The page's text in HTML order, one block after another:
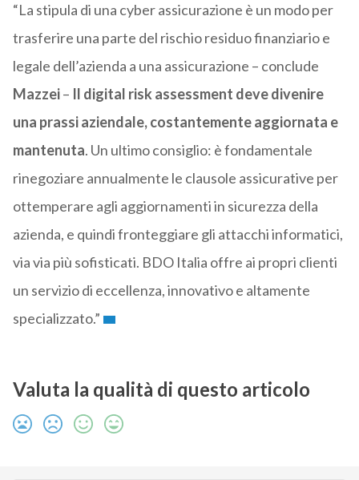
“La stipula di una cyber assicurazione è un modo per
trasferire una parte del rischio residuo finanziario e
legale dell’azienda a una assicurazione – conclude
Mazzei– Il digital risk assessment deve divenire
una prassi aziendale, costantemente aggiornata e
mantenuta. Un ultimo consiglio: è fondamentale
rinegoziare annualmente le clausole assicurative per
ottemperare agli aggiornamenti in sicurezza della
azienda, e quindi fronteggiare gli attacchi informatici,
via via più sofisticati. BDO Italia offre ai propri clienti
un servizio di eccellenza, innovativo e altamente
specializzato.”
Valuta la qualità di questo articolo